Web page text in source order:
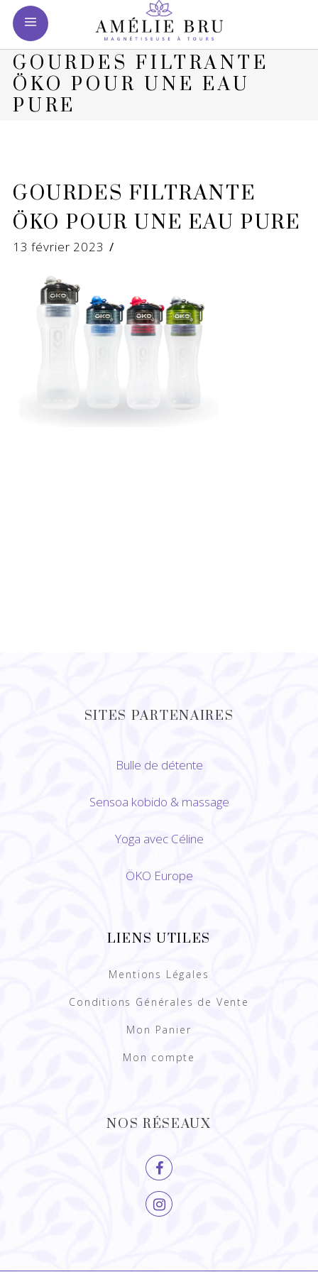
GOURDES FILTRANTE
ÖKO POUR UNE EAU
PURE
GOURDES FILTRANTE
ÖKO POUR UNE EAU PURE
13 février 2023
SITES PARTENAIRES
Bulle de détente
Sensoa kobido &massage
Yoga avec Céline
ÖKO Europe
LIENS UTILES
Mentions Légales
Conditions Générales de Vente
Mon Panier
Mon compte
NOS RÉSEAUX